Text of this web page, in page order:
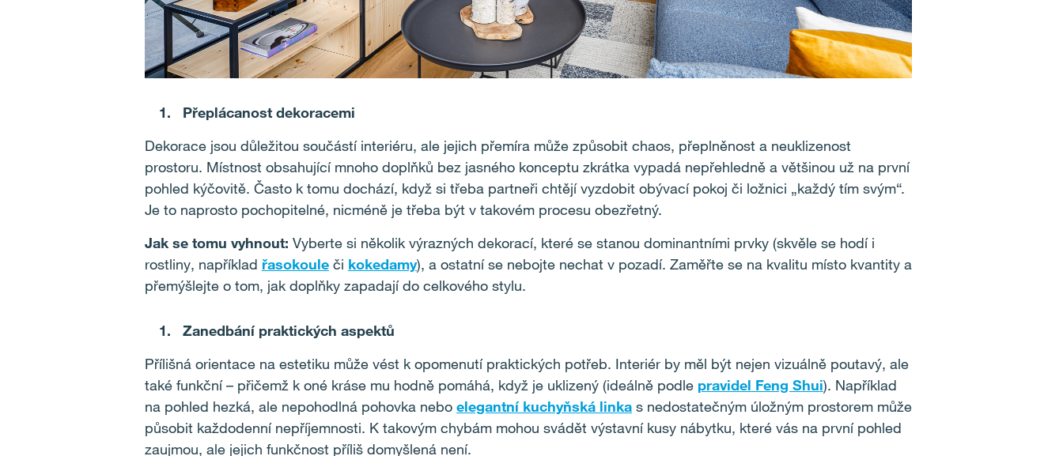
Přeplácanost dekoracemi
Dekorace jsou důležitou součástí interiéru, ale jejich přemíra může způsobit chaos, přeplněnost a neuklizenost
prostoru. Místnost obsahující mnoho doplňků bez jasného konceptu zkrátka vypadá nepřehledně a většinou už na první
pohled kýčovitě. Často k tomu dochází, když si třeba partneři chtějí vyzdobit obývací pokoj či ložnici „každý tím svým“.
Je to naprosto pochopitelné, nicméně je třeba být v takovém procesu obezřetný.
Jak se tomu vyhnout: Vyberte si několik výrazných dekorací, které se stanou dominantními prvky (skvěle se hodí i
rostliny, například řasokoule či kokedamy), a ostatní se nebojte nechat v pozadí. Zaměřte se na kvalitu místo kvantity a
přemýšlejte o tom, jak doplňky zapadají do celkového stylu.
Zanedbání praktických aspektů
Přílišná orientace na estetiku může vést k opomenutí praktických potřeb. Interiér by měl být nejen vizuálně poutavý, ale
také funkční ­– přičemž k oné kráse mu hodně pomáhá, když je uklizený (ideálně podle pravidel Feng Shui). Například
na pohled hezká, ale nepohodlná pohovka nebo elegantní kuchyňská linka s nedostatečným úložným prostorem může
působit každodenní nepříjemnosti. K takovým chybám mohou svádět výstavní kusy nábytku, které vás na první pohled
zaujmou, ale jejich funkčnost příliš domyšlená není.